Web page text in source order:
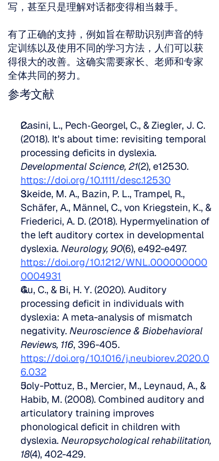
写，甚至只是理解对话都变得相当棘手。
有了正确的支持，例如旨在帮助识别声音的特
定训练以及使用不同的学习方法，人们可以获
得很大的改善。这确实需要家长、老师和专家
全体共同的努力。
参考文献
Casini, L., Pech‐Georgel, C., & Ziegler, J. C.
(2018). It's about time: revisiting temporal
Developmental Science, 21
https://doi.org/10.1111/desc.12530
Skeide, M. A., Bazin, P. L., Trampel, R.,
Schäfer, A., Männel, C., von Kriegstein, K., &
Friederici, A. D. (2018). Hypermyelination of
the left auditory cortex in developmental
dyslexia. Neurology, 90
https://doi.org/10.1212/WNL.000000000
0004931
Gu, C., & Bi, H. Y. (2020). Auditory
processing deficit in individuals with
dyslexia: A meta-analysis of mismatch
negativity. Neuroscience & Biobehavioral
Reviews, 116
https://doi.org/10.1016/j.neubiorev.2020.0
6.032
Joly-Pottuz, B., Mercier, M., Leynaud, A., &
Habib, M. (2008). Combined auditory and
articulatory training improves
phonological deficit in children with
dyslexia. Neuropsychological rehabilitation,
18